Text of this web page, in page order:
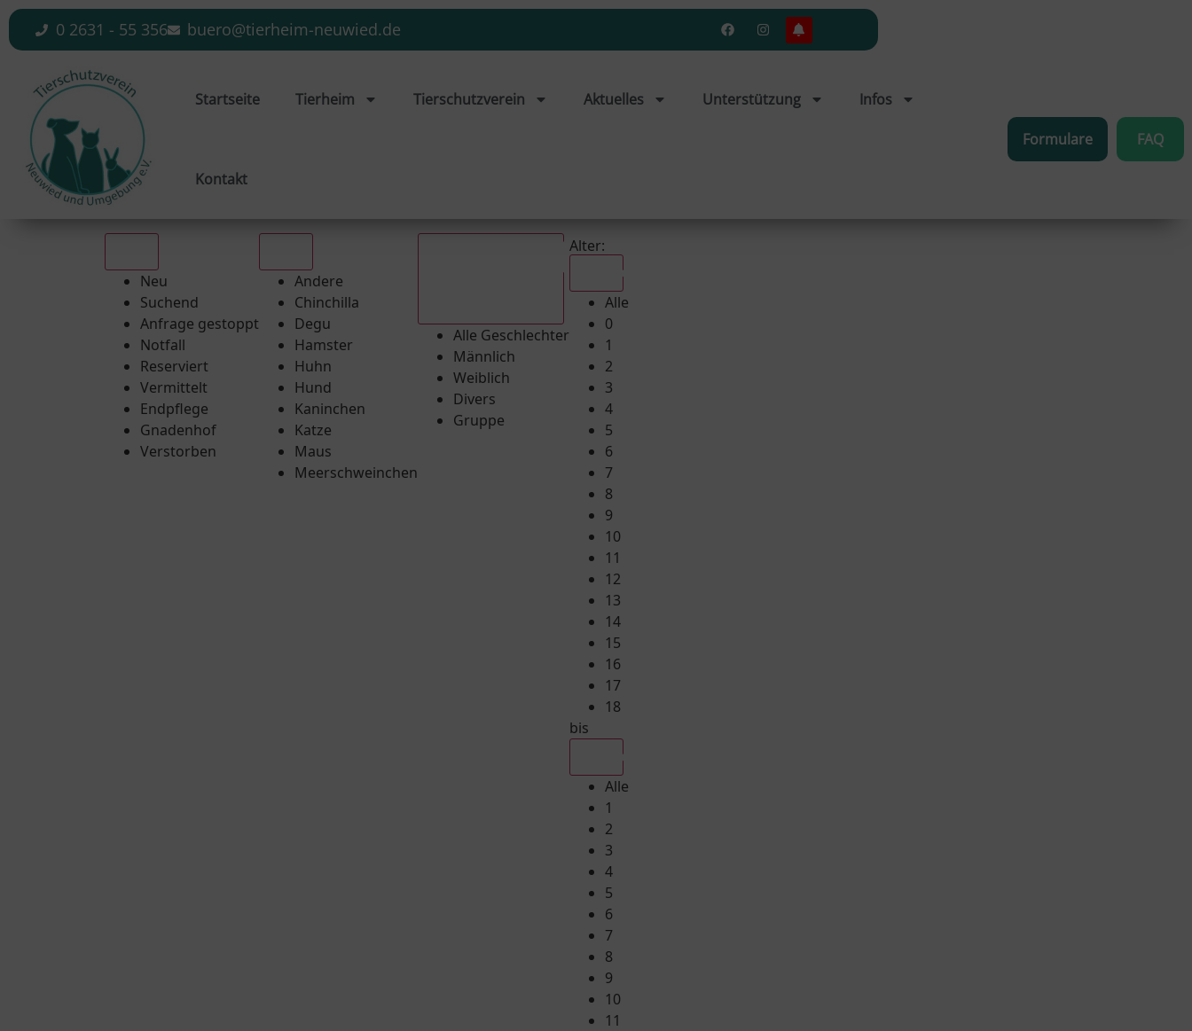
0 2631 - 55 356 buero@tierheim-neuwied.de
Startseite Tierheim Tierschutzverein Aktuelles Unterstützung Infos
Kontakt
Formulare FAQ
Neu
Suchend
Anfrage gestoppt
Notfall
Reserviert
Vermittelt
Endpflege
Gnadenhof
Verstorben
Andere
Chinchilla
Degu
Hamster
Huhn
Hund
Kaninchen
Katze
Maus
Meerschweinchen
Alle Geschlechter
Männlich
Weiblich
Divers
Gruppe
Alter:
Alle
0
1
2
3
4
5
6
7
8
9
10
11
12
13
14
15
16
17
18
bis
Alle
1
2
3
4
5
6
7
8
9
10
11